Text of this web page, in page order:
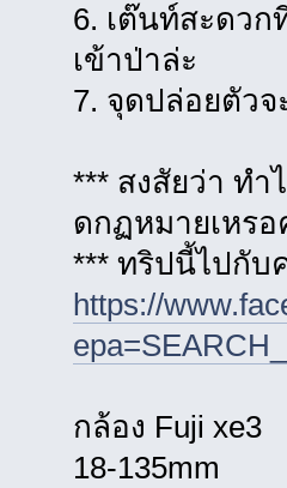
6. เต๊นท์สะดว
เข้าป่าล่ะ
7. จุดปล่อยตัว
*** สงสัยว่า ทำ
ดกฏหมายเหรอ
*** ทริปนี้ไปกับ
https://
กล้อง Fuji xe3
18-135mm